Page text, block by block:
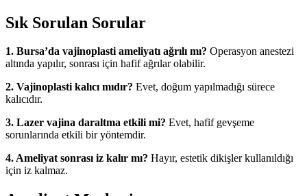
Sık Sorulan Sorular
1. Bursa’da vajinoplasti ameliyatı ağrılı mı? Operasyon anestezi
altında yapılır, sonrası için hafif ağrılar olabilir.
2. Vajinoplasti kalıcı mıdır? Evet, doğum yapılmadığı sürece
kalıcıdır.
3. Lazer vajina daraltma etkili mi? Evet, hafif gevşeme
sorunlarında etkili bir yöntemdir.
4. Ameliyat sonrası iz kalır mı? Hayır, estetik dikişler kullanıldığı
için iz kalmaz.